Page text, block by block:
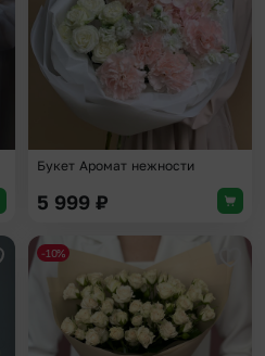
Букет Аромат нежности
5 999 ₽
Добавить в избранное
-10%